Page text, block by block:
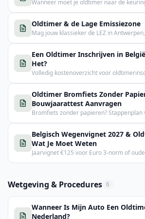
Wanneer moet je oldtimer naar de
Oldtimer & de Lage Emissiezone
Mag jouw klassieker de LEZ in
Een Oldtimer Inschrijven in
Het?
Volledig kostenoverzicht voor
Oldtimer Bromfiets Zonder
Bouwjaarattest Aanvragen
Bromfiets zonder papieren? Stappenplan
Belgisch Wegenvignet 2027 &
Wat Je Moet Weten
Jaarvignet €125 voor Euro 3-norm of
Wetgeving & Procedures 6
Wanneer Is Mijn Auto Een
Nederland?